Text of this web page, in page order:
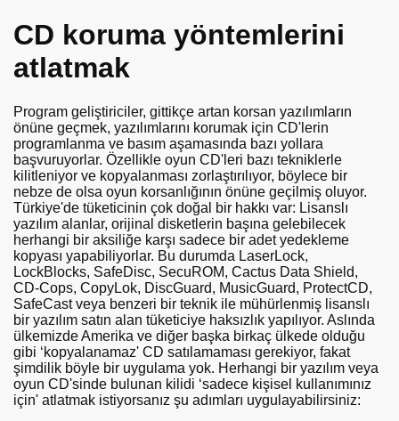
CD koruma yöntemlerini
atlatmak
Program geliştiriciler, gittikçe artan korsan yazılımların
önüne geçmek, yazılımlarını korumak için CD'lerin
programlanma ve basım aşamasında bazı yollara
başvuruyorlar. Özellikle oyun CD'leri bazı tekniklerle
kilitleniyor ve kopyalanması zorlaştırılıyor, böylece bir
nebze de olsa oyun korsanlığının önüne geçilmiş oluyor.
Türkiye'de tüketicinin çok doğal bir hakkı var: Lisanslı
yazılım alanlar, orijinal disketlerin başına gelebilecek
herhangi bir aksiliğe karşı sadece bir adet yedekleme
kopyası yapabiliyorlar. Bu durumda LaserLock,
LockBlocks, SafeDisc, SecuROM, Cactus Data Shield,
CD-Cops, CopyLok, DiscGuard, MusicGuard, ProtectCD,
SafeCast veya benzeri bir teknik ile mühürlenmiş lisanslı
bir yazılım satın alan tüketiciye haksızlık yapılıyor. Aslında
ülkemizde Amerika ve diğer başka birkaç ülkede olduğu
gibi ‘kopyalanamaz' CD satılamaması gerekiyor, fakat
şimdilik böyle bir uygulama yok. Herhangi bir yazılım veya
oyun CD'sinde bulunan kilidi ‘sadece kişisel kullanımınız
için' atlatmak istiyorsanız şu adımları uygulayabilirsiniz: